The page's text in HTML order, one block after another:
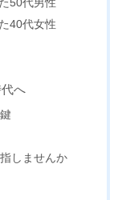
50代男性
40代女性
へ
しませんか